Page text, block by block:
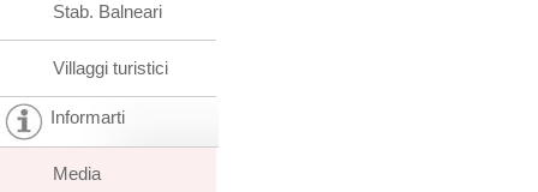
Stab. Balneari
Villaggi turistici
Informarti
Media